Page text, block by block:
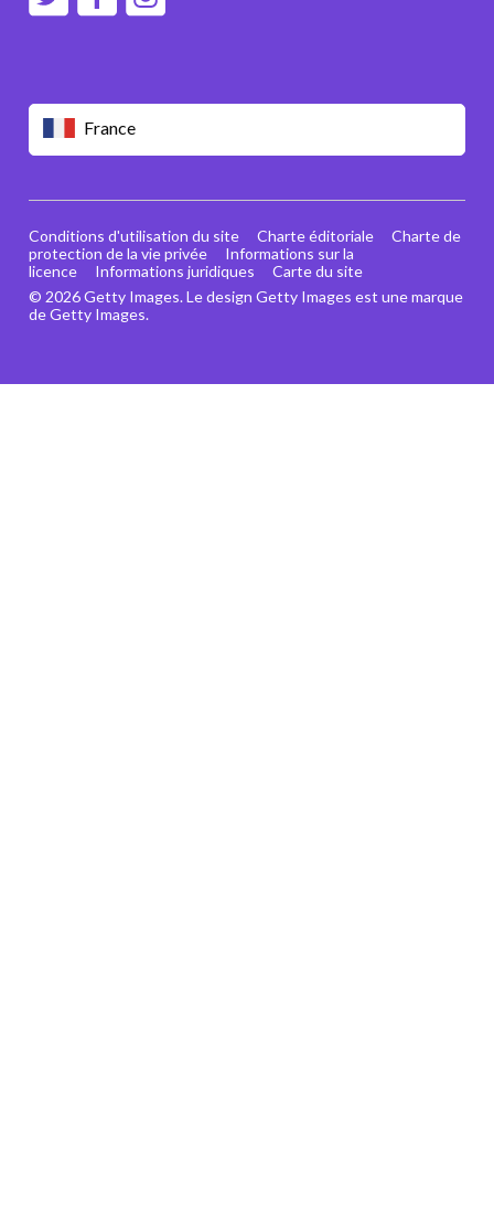
France
© 2026 Getty Images. Le design Getty Images est une marque
de Getty Images.
Conditions d'utilisation du site Charte éditoriale
Charte de
protection de la vie privée
Informations sur la
licence
Informations juridiques Carte du site